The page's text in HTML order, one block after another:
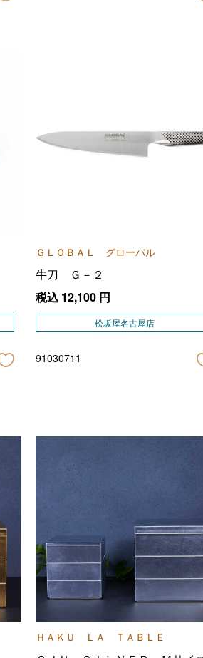
ＧＬＯＢＡＬ グローバル
牛刀 Ｇ－２
税込 12,100 円
松坂屋名古屋店
91030711
ＨＡＫＵ ＬＡ ＴＡＢＬＥ